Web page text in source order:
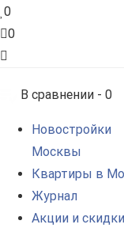
0
0
В сравнении - 0
Новостройки
Москвы
Квартиры в
Журнал
Акции и скидки